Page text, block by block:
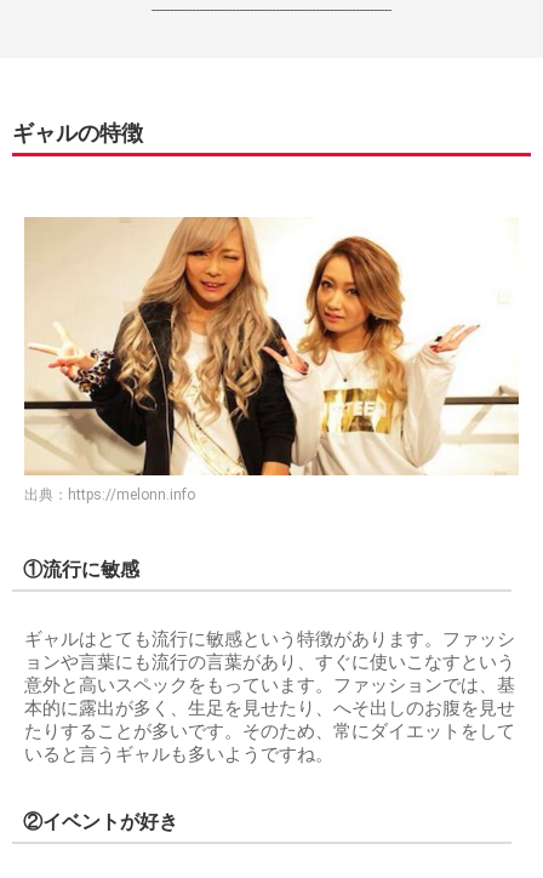
------------------------------------------------------------------
ギャルの特徴
出典： https://melonn.info
①流行に敏感
ギャルはとても流行に敏感という特徴があります。ファッシ
ョンや言葉にも流行の言葉があり、すぐに使いこなすという
意外と高いスペックをもっています。ファッションでは、基
本的に露出が多く、生足を見せたり、へそ出しのお腹を見せ
たりすることが多いです。そのため、常にダイエットをして
いると言うギャルも多いようですね。
②イベントが好き